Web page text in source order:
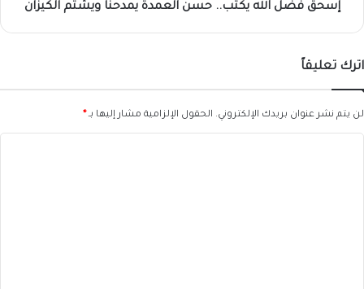
إسحق فضل الله يكتب.. حسن العمدة يمدحنا ويشتم الكيزان
اترك تعليقاً
لن يتم نشر عنوان بريدك الإلكتروني. الحقول الإلزامية مشار إليها بـ *